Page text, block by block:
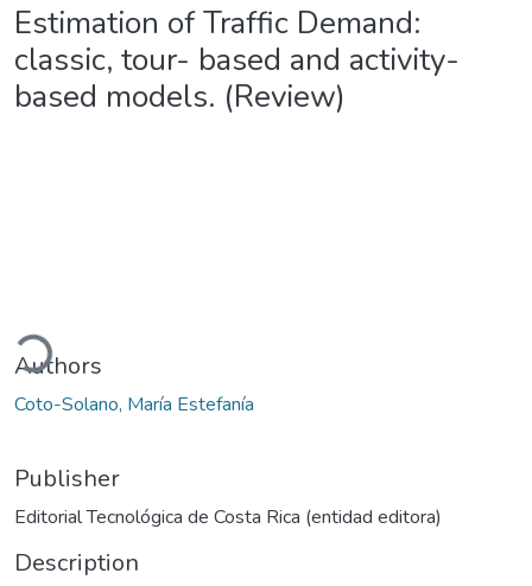
Estimation of Traffic Demand:
classic, tour- based and activity-
based models. (Review)
Authors
Coto-Solano, María Estefanía
Publisher
Editorial Tecnológica de Costa Rica (entidad editora)
Description